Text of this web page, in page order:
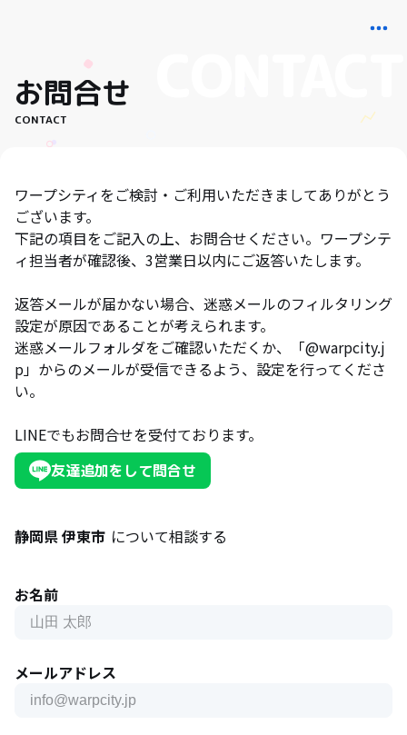
お問合せ
CONTACT
ワープシティをご検討・ご利用いただきましてありがとう
ございます。
下記の項目をご記入の上、お問合せください。ワープシテ
ィ担当者が確認後、3営業日以内にご返答いたします。
返答メールが届かない場合、迷惑メールのフィルタリング
設定が原因であることが考えられます。
迷惑メールフォルダをご確認いただくか、「@warpcity.j
p」からのメールが受信できるよう、設定を行ってくださ
い。
LINEでもお問合せを受付ております。
友達追加をして問合せ
静岡県 伊東市 について相談する
お名前
メールアドレス